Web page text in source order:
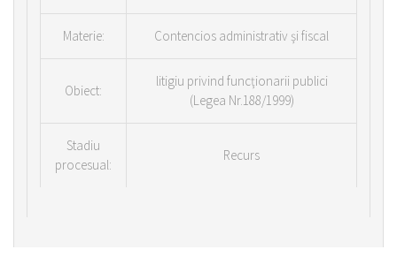
Materie: Contencios administrativ şi fiscal
Obiect:
litigiu privind funcţionarii publici
(Legea Nr.188/1999)
Stadiu
procesual:
Recurs